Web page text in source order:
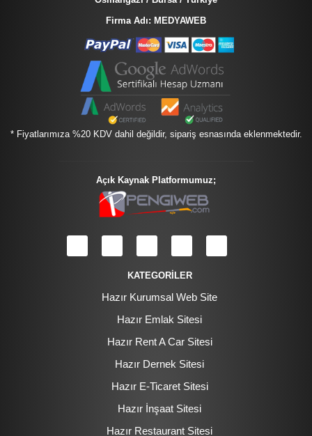
Firma Adı: MEDYAWEB
* Fiyatlarımıza %20 KDV dahil değildir, sipariş esnasında eklenmektedir.
Açık Kaynak Platformumuz;
KATEGORİLER
Hazır Kurumsal Web Site
Hazır Emlak Sitesi
Hazır Rent A Car Sitesi
Hazır Dernek Sitesi
Hazır E-Ticaret Sitesi
Hazır İnşaat Sitesi
Hazır Restaurant Sitesi